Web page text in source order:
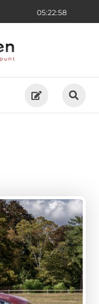
05:23:00